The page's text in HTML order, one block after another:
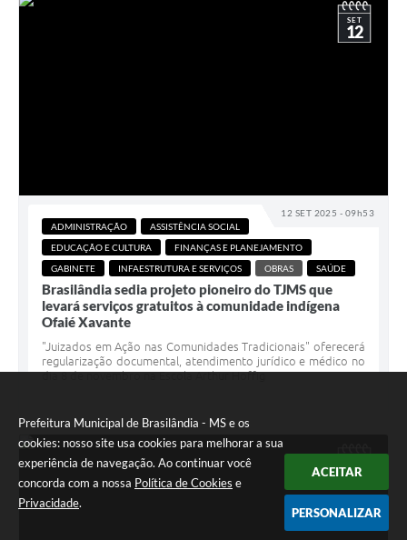
Prefeitura Municipal de Brasilândia - MS e os
cookies: nosso site usa cookies para melhorar a sua
experiência de navegação. Ao continuar você
concorda com a nossa Política de Cookies e
Privacidade.
ACEITAR
PERSONALIZAR
12 SET 2025 - 09h53
SET
12
ADMINISTRAÇÃO
ASSISTÊNCIA SOCIAL
EDUCAÇÃO E CULTURA
FINANÇAS E PLANEJAMENTO
GABINETE
INFAESTRUTURA E SERVIÇOS OBRAS SAÚDE
Brasilândia sedia projeto pioneiro do TJMS que
levará serviços gratuitos à comunidade indígena
Ofaié Xavante
"Juizados em Ação nas Comunidades Tradicionais" oferecerá
regularização documental, atendimento jurídico e médico no
dia 8 de novembro na Escola Arthur Hoffig
08